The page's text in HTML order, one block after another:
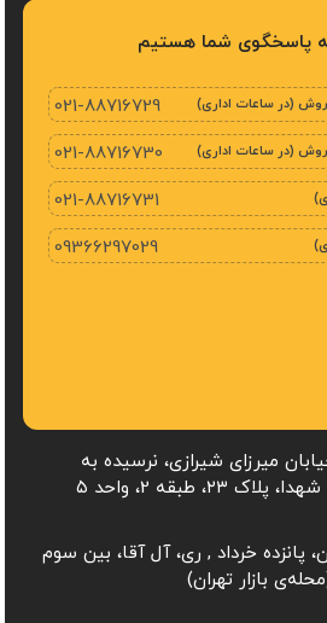
(در ساعات اداری) 021-88716729
(در ساعات اداری) 021-88716730
021-88716731
09366297029
میرزای شیرازی، نرسیده به
طبقه 2، واحد ۵
پانزده خرداد , ری، آل آقا، بین سوم